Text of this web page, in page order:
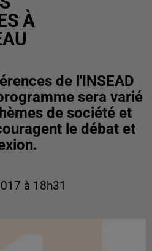
À
de l'INSEAD
sera varié
de société et
le débat et
à 18h31